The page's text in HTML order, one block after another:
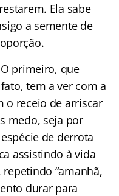
Ela sabe
a semente de
primeiro, que
tem a ver com a
o receio de arriscar
medo, seja por
de derrota
assistindo à vida
“amanhã,
durar para